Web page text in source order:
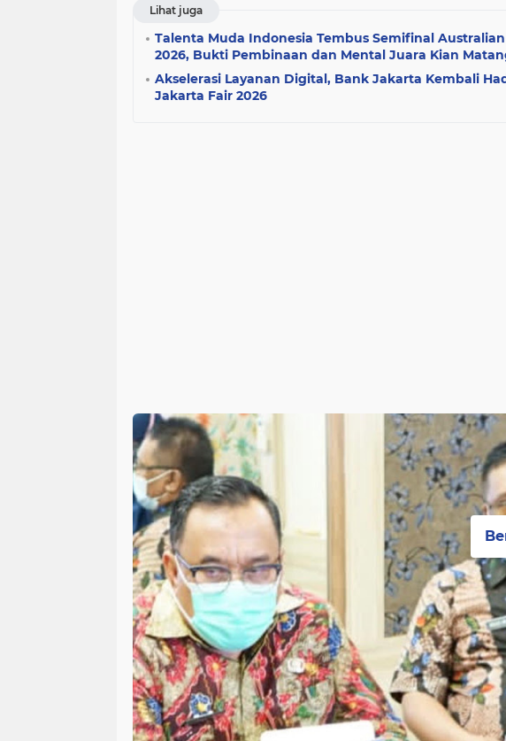
Lihat juga
Talenta Muda Indonesia Tembus Semifinal
2026, Bukti Pembinaan dan Mental Juara Kian
Akselerasi Layanan Digital, Bank Jakarta Kembali
Jakarta Fair 2026